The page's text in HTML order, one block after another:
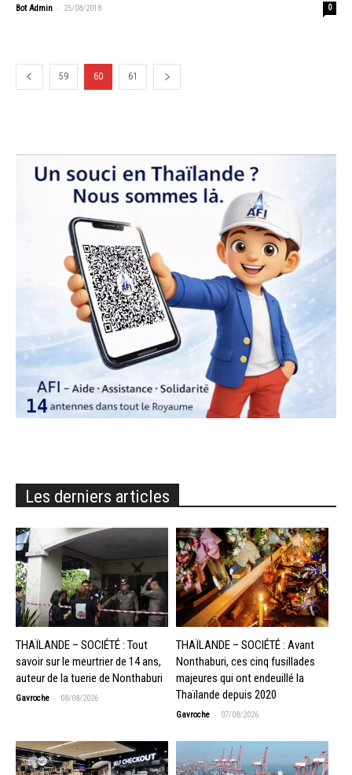
Bot Admin - 25/08/2018 0
59 60 61
Les derniers articles
THAÏLANDE – SOCIÉTÉ : Tout
savoir sur le meurtrier de 14 ans,
auteur de la tuerie de Nonthaburi
Gavroche - 08/08/2026
THAÏLANDE – SOCIÉTÉ : Avant
Nonthaburi, ces cinq fusillades
majeures qui ont endeuillé la
Thaïlande depuis 2020
Gavroche - 07/08/2026